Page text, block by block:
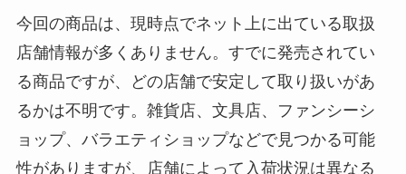
今回の商品は、現時点でネット上に出ている取扱
店舗情報が多くありません。すでに発売されてい
る商品ですが、どの店舗で安定して取り扱いがあ
るかは不明です。雑貨店、文具店、ファンシーシ
ョップ、バラエティショップなどで見つかる可能
性がありますが、店舗によって入荷状況は異なる